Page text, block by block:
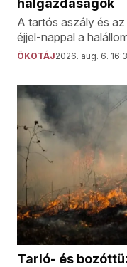
halgazdaságok
A tartós aszály és
éjjel-nappal a
ÖKOTÁJ2026. aug. 6.
Tarló- és